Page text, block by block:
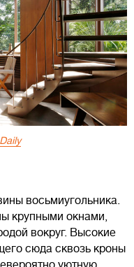
восьмиугольника.
крупными окнами,
вокруг. Высокие
сюда сквозь кроны